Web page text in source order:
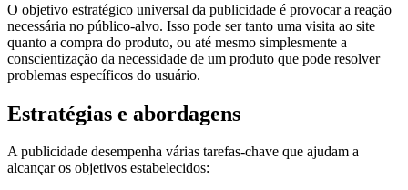
O objetivo estratégico universal da publicidade é provocar a reação
necessária no público-alvo. Isso pode ser tanto uma visita ao site
quanto a compra do produto, ou até mesmo simplesmente a
conscientização da necessidade de um produto que pode resolver
problemas específicos do usuário.
Estratégias e abordagens
A publicidade desempenha várias tarefas-chave que ajudam a
alcançar os objetivos estabelecidos: